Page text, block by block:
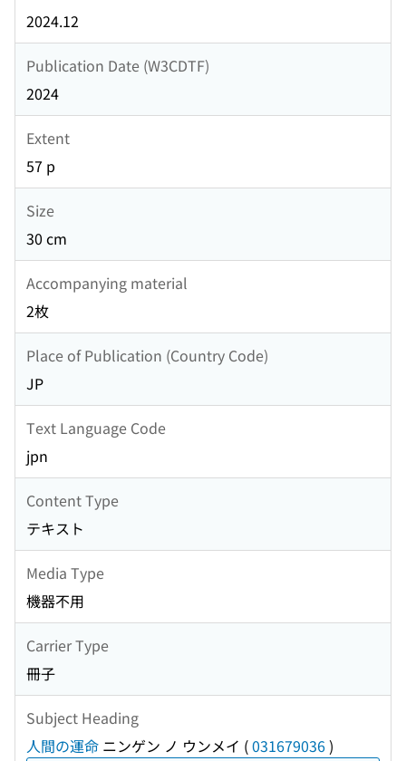
2024.12
Publication Date (W3CDTF)
2024
Extent
57 p
Size
30 cm
Accompanying material
2枚
Place of Publication (Country Code)
JP
Text Language Code
jpn
Content Type
テキスト
Media Type
機器不用
Carrier Type
冊子
Subject Heading
人間の運命 ニンゲン ノ ウンメイ (031679036)